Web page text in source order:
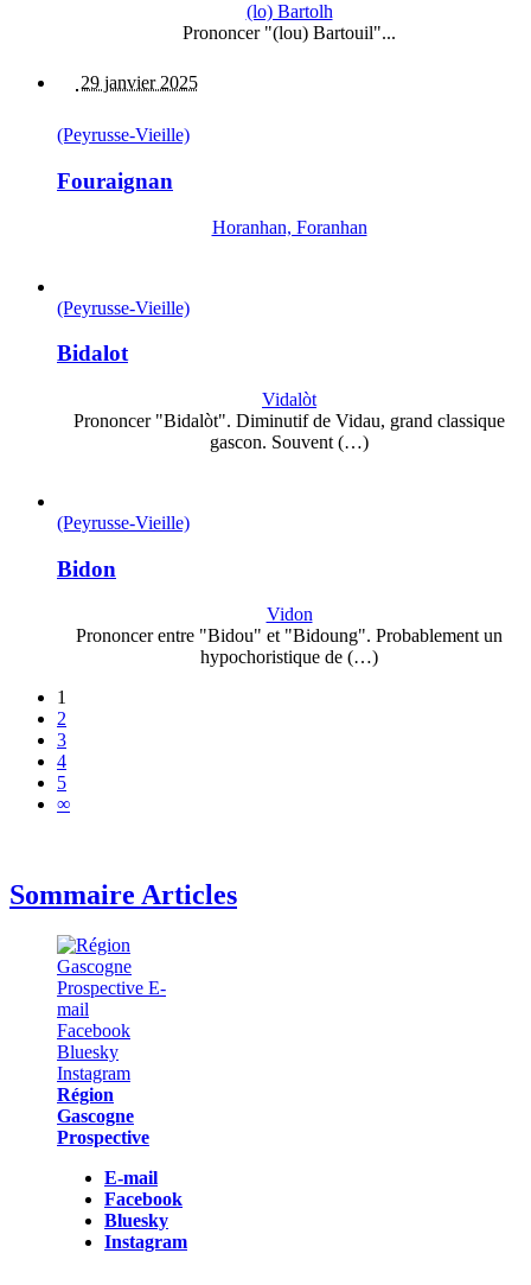
(lo) Bartolh
Prononcer "(lou) Bartouil"...
29 janvier 2025
(Peyrusse-Vieille)
Fouraignan
Horanhan, Foranhan
(Peyrusse-Vieille)
Bidalot
Vidalòt
Prononcer "Bidalòt". Diminutif de Vidau, grand classique
gascon. Souvent (…)
(Peyrusse-Vieille)
Bidon
Vidon
Prononcer entre "Bidou" et "Bidoung". Probablement un
hypochoristique de (…)
1
2
3
4
5
∞
Sommaire Articles
Région
Gascogne
Prospective
E-mail
Facebook
Bluesky
Instagram